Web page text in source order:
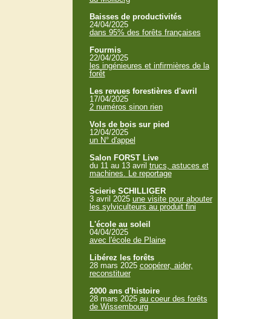
Baisses de productivités
24/04/2025
dans 95% des forêts françaises
Fourmis
22/04/2025
les ingénieures et infirmières de la
forêt
Les revues forestières d'avril
17/04/2025
2 numéros sinon rien
Vols de bois sur pied
12/04/2025
un N° d'appel
Salon FORST Live
du 11 au 13 avril trucs, astuces et
machines. Le reportage
Scierie SCHILLIGER
3 avril 2025 une visite pour abouter
les sylviculteurs au produit fini
L'école au soleil
04/04/2025
avec l'école de Plaine
Libérez les forêts
28 mars 2025 coopérer, aider,
reconstituer
2000 ans d'histoire
28 mars 2025 au coeur des forêts
de Wissembourg